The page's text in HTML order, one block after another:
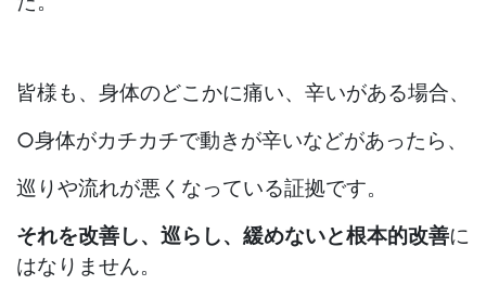
皆様も、身体のどこかに痛い、辛いがある場合、
○身体がカチカチで動きが辛いなどがあったら、
巡りや流れが悪くなっている証拠です。
それを改善し、巡らし、緩めないと根本的改善に
はなりません。